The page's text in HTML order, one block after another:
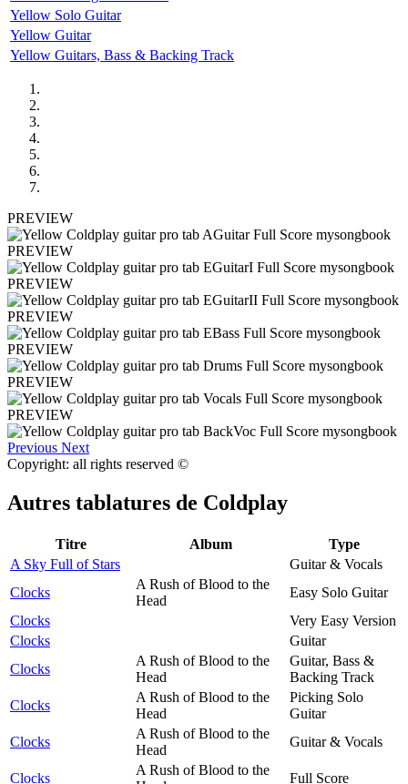
Yellow Solo Guitar
Yellow Guitar
Yellow Guitars, Bass & Backing Track
PREVIEW
PREVIEW
PREVIEW
PREVIEW
PREVIEW
PREVIEW
PREVIEW
Previous Next
Copyright: all rights reserved ©
Autres tablatures de Coldplay
Titre Album
Type
A Sky Full of Stars
Guitar & Vocals
Clocks
A Rush of Blood to the
Head
Easy Solo Guitar
Clocks
Very Easy Version
Clocks
Guitar
Clocks
A Rush of Blood to the
Head
Guitar, Bass &
Backing Track
Clocks
A Rush of Blood to the
Head
Picking Solo
Guitar
Clocks
A Rush of Blood to the
Head
Guitar & Vocals
Clocks
A Rush of Blood to the
Full Score